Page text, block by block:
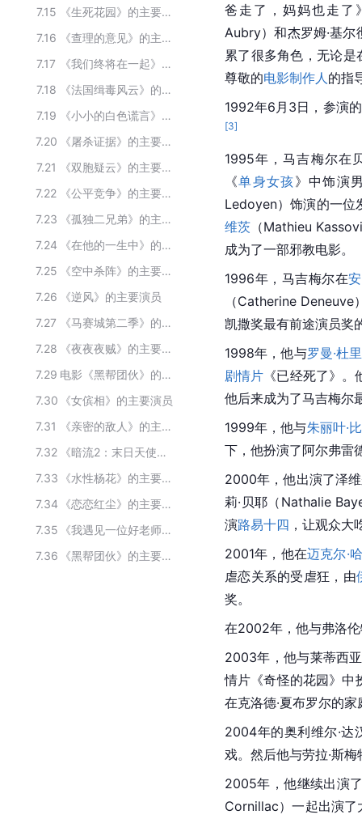
7.15
《生死花园》的主要演员
7.16
《查理的意见》的主要演员
7.17
《我们终将在一起》的主要演员
7.18
《法国缉毒风云》的主要演员
7.19
《小小的白色谎言》的主要演员
7.20
《屠杀证据》的主要演员
7.21
《双胞疑云》的主要演员
7.22
《公平竞争》的主要演员
7.23
《孤独二兄弟》的主要演员
7.24
《在他的一生中》的主要演员
7.25
《空中杀阵》的主要演员
7.26
《逆风》的主要演员
7.27
《马赛城第二季》的主要演员
7.28
《夜夜夜贼》的主要演员
7.29
电影《黑帮团伙》的主要演员
7.30
《女傧相》的主要演员
7.31
《亲密的敌人》的主要演员
7.32
《暗流2：末日天使》的主要演员
7.33
《水性杨花》的主要演员
7.34
《恋恋红尘》的主要演员
7.35
《我遇见一位好老师第一季》的主要演员
7.36
《黑帮团伙》的主要演员
爸走了，妈妈也走了
Aubry）和杰罗姆·基
累了很多角色，无论
尊敬的电影制作人 的指
1992年6月3日，参演
[3]
1995年，马吉梅尔在
《单身女孩》中饰演
Ledoyen）饰演的一位
维茨 （Mathieu
成为了一部邪教电影。
1996年，马吉梅尔在
（Catherine Deneuve
凯撒奖最有前途演员奖
1998年，他与罗曼·杜
剧情片 《已经死了》
他后来成为了马吉梅尔
1999年，他与朱丽叶·
下，他扮演了阿尔弗雷
2000年，他出演了泽
莉·贝耶（Nathalie
演路易十四 ，让观众
2001年，他在迈克尔·
虐恋关系的受虐狂，由
奖。
在2002年，他与弗洛伦
2003年，他与莱蒂西
情片《奇怪的花园》中
在克洛德·夏布罗尔的
2004年的奥利维尔·达
戏。然后他与劳拉·斯
2005年，他继续出演
Cornillac）一起出演了